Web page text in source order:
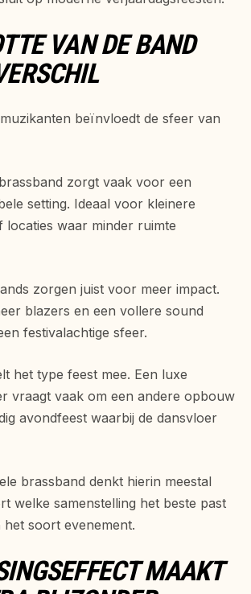
VAN DE BAND
beïnvloedt de sfeer van
zorgt vaak voor een
setting. Ideaal voor kleinere
locaties waar minder ruimte
zorgen juist voor meer impact.
blazers en een vollere sound
festivalachtige sfeer.
het type feest mee. Een luxe
vraagt vaak om een andere opbouw
avondfeest waarbij de dansvloer
brassband denkt hierin meestal
welke samenstelling het beste past
het soort evenement.
MAAKT